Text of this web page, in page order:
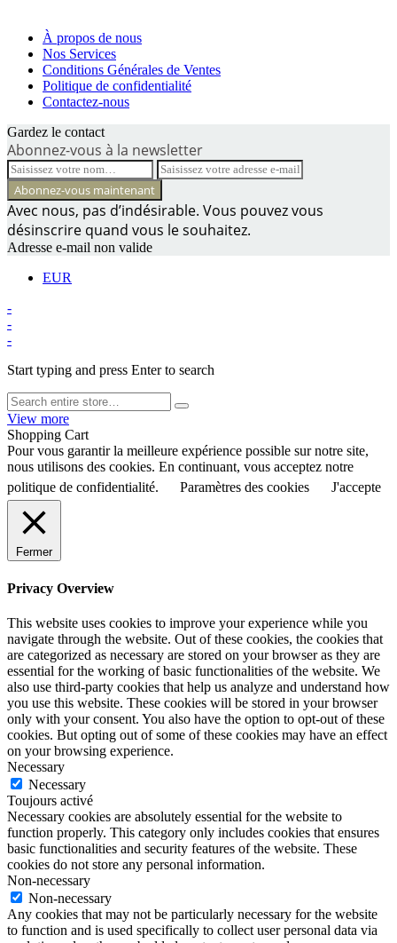
À propos de nous
Nos Services
Conditions Générales de Ventes
Politique de confidentialité
Contactez-nous
Gardez le contact
Abonnez-vous à la newsletter
Avec nous, pas d’indésirable. Vous pouvez vous
désinscrire quand vous le souhaitez.
Adresse e-mail non valide
EUR
-
-
-
Start typing and press Enter to search
View more
Shopping Cart
Pour vous garantir la meilleure expérience possible sur notre site,
nous utilisons des cookies. En continuant, vous acceptez notre
politique de confidentialité.
Paramètres des cookies J'accepte
Fermer
Privacy Overview
This website uses cookies to improve your experience while you
navigate through the website. Out of these cookies, the cookies that
are categorized as necessary are stored on your browser as they are
essential for the working of basic functionalities of the website. We
also use third-party cookies that help us analyze and understand how
you use this website. These cookies will be stored in your browser
only with your consent. You also have the option to opt-out of these
cookies. But opting out of some of these cookies may have an effect
on your browsing experience.
Necessary
Necessary
Toujours activé
Necessary cookies are absolutely essential for the website to
function properly. This category only includes cookies that ensures
basic functionalities and security features of the website. These
cookies do not store any personal information.
Non-necessary
Non-necessary
Any cookies that may not be particularly necessary for the website
to function and is used specifically to collect user personal data via